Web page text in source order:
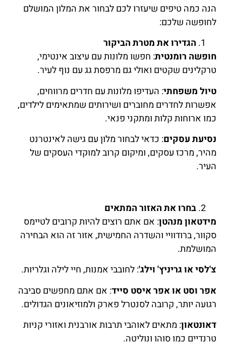
הנה כמה טיפים שיעזרו לכם לבחור את המלון המושלם
לחופשה שלכם:
הגדירו את מטרת הביקור
חופשה רומנטית: חפשו מלונות עם עיצוב אינטימי,
טרקלינים שקטים ואולי גם מרפסת גג עם נוף לעיר.
טיול משפחתי: העדיפו מלונות עם חדרים מרווחים,
אפשרות לחדרים מחוברים ושירותים שמתאימים לילדים,
כמו ארוחות קלות ומתקני פנאי.
נסיעת עסקים: כדאי לבחור מלון עם גישה לאינטרנט
מהיר, מרכז עסקים, ומיקום קרוב למוקדי העסקים של
העיר.
בחרו את האזור המתאים
מידטאון מנהטן: אם אתם רוצים להיות קרובים לטיימס
סקוור, ברודוויי והשדרה החמישית, אזור זה הוא הבחירה
המושלמת.
צ'לסי או גריניץ' וילג': לחובבי אמנות, חיי לילה וגלריות.
אפר וסט או אפר איסט סייד: אם אתם מחפשים סביבה
רגועה יותר, קרובה לסנטרל פארק ולמוזיאונים הגדולים.
דאונטאון: מתאים לאוהבי תרבות אורבנית ואזורי קניות
טרנדיים כמו סוהו ונוליטה.